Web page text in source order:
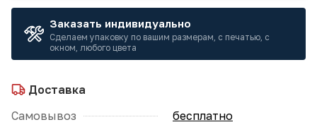
Заказать индивидуально
Сделаем упаковку по вашим размерам, с печатью, с
окном, любого цвета
Доставка
Самовывоз
бесплатно